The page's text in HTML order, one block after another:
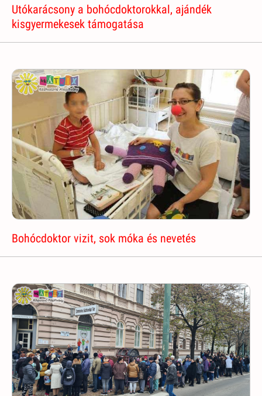
Utókarácsony a bohócdoktorokkal, ajándék
kisgyermekesek támogatása
Bohócdoktor vizit, sok móka és nevetés